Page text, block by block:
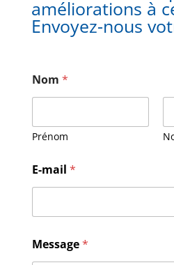
améliorations à
Envoyez-nous
Nom *
Prénom
E-mail *
e
s
Message*